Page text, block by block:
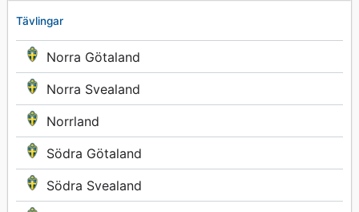
Tävlingar
Norra Götaland
Norra Svealand
Norrland
Södra Götaland
Södra Svealand